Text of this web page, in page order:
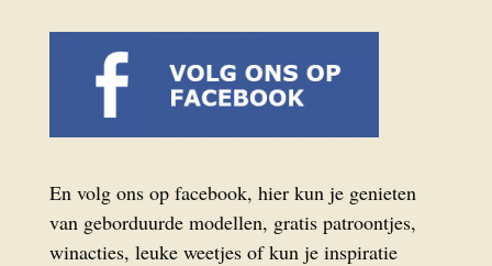
En volg ons op facebook, hier kun je genieten
van geborduurde modellen, gratis patroontjes,
winacties, leuke weetjes of kun je inspiratie